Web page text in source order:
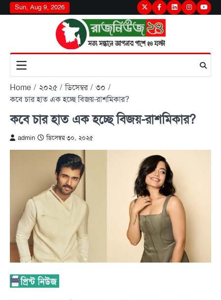
Skip
to
Sun, Aug 9, 2026 TwitterFacebook
LinkedInInstagram
Home ২০২৫ ডিসেম্বর
৩০
কবে চার হাত এক হচ্ছে বিজয়-রাশমিকার?
কবে চার হাত এক হচ্ছে বিজয়-রাশমিকার?
admin ডিসেম্বর ৩০, ২০২৫